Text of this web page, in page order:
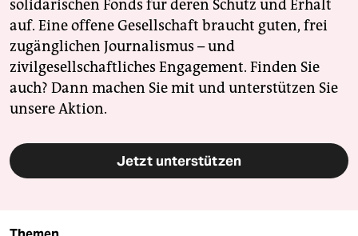
solidarischen Fonds für deren Schutz und Erhalt
auf. Eine offene Gesellschaft braucht guten, frei
zugänglichen Journalismus – und
zivilgesellschaftliches Engagement. Finden Sie
auch? Dann machen Sie mit und unterstützen Sie
unsere Aktion.
Jetzt unterstützen